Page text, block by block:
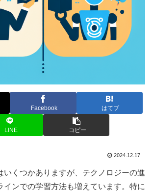
Facebook はてブ
LINE コピー
2024.12.17
いくつかありますが、テクノロジーの進
インでの学習方法も増えています。特に